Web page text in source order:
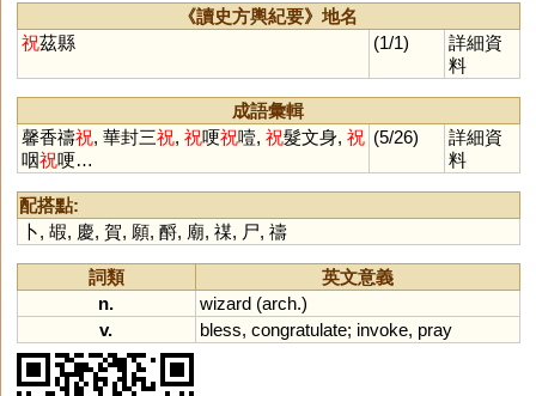
《讀史方輿紀要》地名
祝茲縣 (1/1)
詳細資
料
成語彙輯
馨香禱祝, 華封三祝, 祝哽祝噎, 祝髮文身, 祝
咽祝哽…
(5/26)
詳細資
料
配搭點:
卜, 嘏, 慶, 賀, 願, 酹, 廟, 禖, 尸, 禱
詞類
英文意義
n.
wizard(arch.)
v.
bless, congratulate; invoke, pray